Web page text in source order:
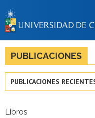
LA
PUBLICACIONES
PUBLICACIONES
Libros